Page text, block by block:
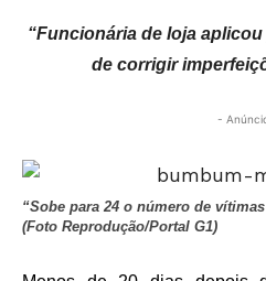
“Funcionária de loja
de corrigir
-
“Sobe para 24 o número de
(Foto Reprodução/Portal G1)